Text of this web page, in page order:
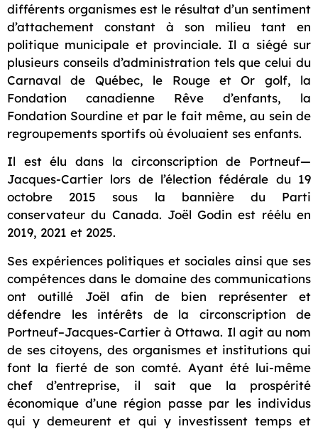
différents organismes est le résultat d’un sentiment
d’attachement constant à son milieu tant en
politique municipale et provinciale. Il a siégé sur
plusieurs conseils d’administration tels que celui du
Carnaval de Québec, le Rouge et Or golf, la
Fondation canadienne Rêve d’enfants, la
Fondation Sourdine et par le fait même, au sein de
regroupements sportifs où évoluaient ses enfants.
Il est élu dans la circonscription de Portneuf—
Jacques-Cartier lors de l’élection fédérale du 19
octobre 2015 sous la bannière du Parti
conservateur du Canada. Joël Godin est réélu en
2019, 2021 et 2025.
Ses expériences politiques et sociales ainsi que ses
compétences dans le domaine des communications
ont outillé Joël afin de bien représenter et
défendre les intérêts de la circonscription de
Portneuf–Jacques-Cartier à Ottawa. Il agit au nom
de ses citoyens, des organismes et institutions qui
font la fierté de son comté. Ayant été lui-même
chef d’entreprise, il sait que la prospérité
économique d’une région passe par les individus
qui y demeurent et qui y investissent temps et